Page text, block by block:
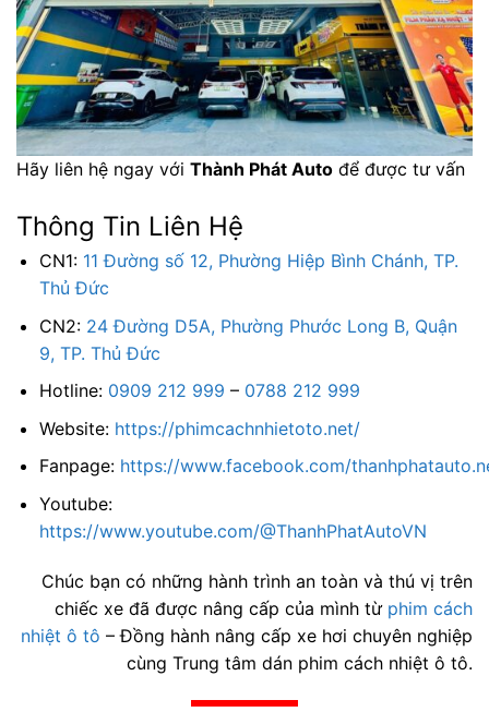
Hãy liên hệ ngay với Thành Phát Auto để được tư vấn
Thông Tin Liên Hệ
CN1: 11 Đường số 12, Phường Hiệp Bình Chánh, TP.
Thủ Đức
CN2: 24 Đường D5A, Phường Phước Long B, Quận
9, TP. Thủ Đức
Hotline: 0909 212 999 – 0788 212 999
Website: https://phimcachnhietoto.net/
Fanpage: https://www.facebook.com/
Youtube:
https://www.youtube.com/@ThanhPhatAutoVN
Chúc bạn có những hành trình an toàn và thú vị trên
chiếc xe đã được nâng cấp của mình từ phim cách
nhiệt ô tô – Đồng hành nâng cấp xe hơi chuyên nghiệp
cùng Trung tâm dán phim cách nhiệt ô tô.